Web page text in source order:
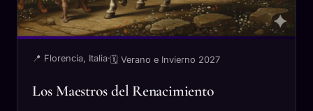
📍 Florencia, Italia·🗓 Verano e Invierno 2027
Los Maestros del Renacimiento